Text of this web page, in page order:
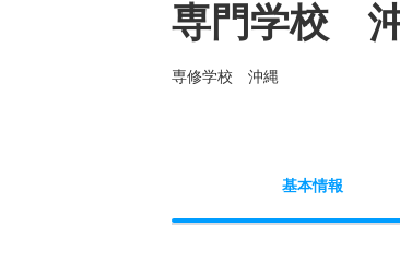
専門学校
専修学校 沖縄
基本情報